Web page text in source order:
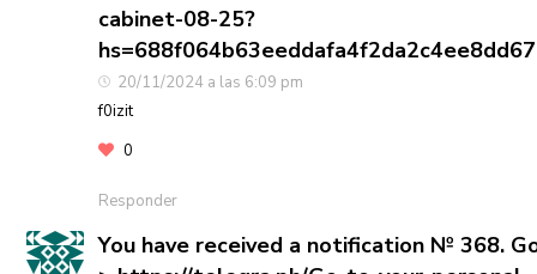
cabinet-08-25?
20/11/2024 a las 6:09 pm
f0izit
0
Responder
You have received a notification № 368.